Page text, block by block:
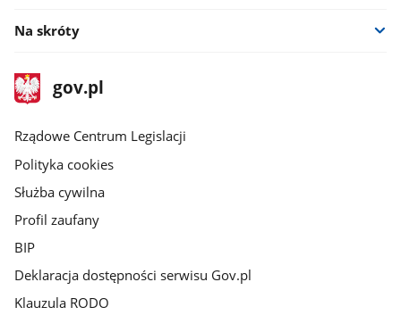
Na skróty
stopka
gov.plStrona
gov.pl
Rządowe Centrum Legislacji
Polityka cookies
Służba cywilna
Profil zaufany
BIP
Deklaracja dostępności serwisu Gov.pl
Klauzula RODO